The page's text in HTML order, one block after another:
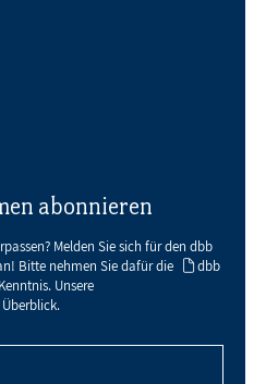
abonnieren
Melden Sie sich für den dbb
Bitte nehmen Sie dafür die
dbb
Unsere